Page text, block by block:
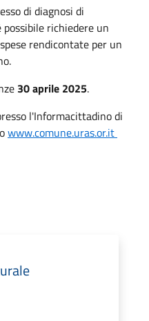
di diagnosi di
richiedere un
rendicontate per un
30 aprile 2025.
l'Informacittadino di
www.comune.uras.or.it